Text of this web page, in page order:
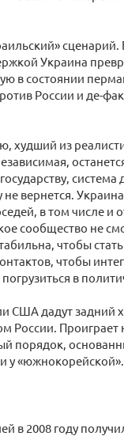
сценарий.
Украина
состоянии
России и де-
худший из
не вернется.
в том числе и
сообщество не
чтобы
чтобы
в
США дадут задний
России.
порядок,
у «южнокорейской».
в 2008 году